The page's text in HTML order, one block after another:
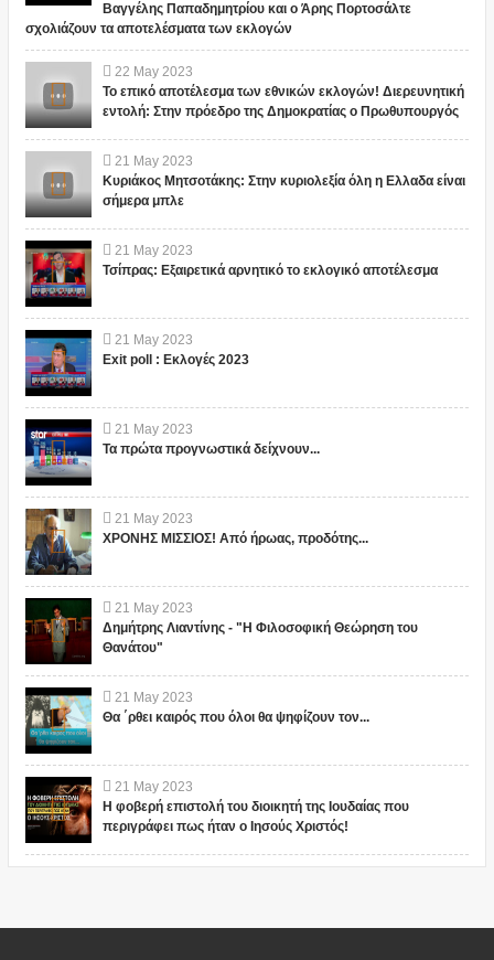
Βαγγέλης Παπαδημητρίου και ο Άρης Πορτοσάλτε
σχολιάζουν τα αποτελέσματα των εκλογών
22 May 2023
Το επικό αποτέλεσμα των εθνικών εκλογών! Διερευνητική
εντολή: Στην πρόεδρο της Δημοκρατίας ο Πρωθυπουργός
21 May 2023
Κυριάκος Μητσοτάκης: Στην κυριολεξία όλη η Ελλαδα είναι
σήμερα μπλε
21 May 2023
Τσίπρας: Εξαιρετικά αρνητικό το εκλογικό αποτέλεσμα
21 May 2023
Exit poll : Εκλογές 2023
21 May 2023
Τα πρώτα προγνωστικά δείχνουν...
21 May 2023
ΧΡΟΝΗΣ ΜΙΣΣΙΟΣ! Από ήρωας, προδότης...
21 May 2023
Δημήτρης Λιαντίνης - "Η Φιλοσοφική Θεώρηση του
Θανάτου"
21 May 2023
Θα ΄ρθει καιρός που όλοι θα ψηφίζουν τον...
21 May 2023
Η φοβερή επιστολή του διοικητή της Ιουδαίας που
περιγράφει πως ήταν ο Ιησούς Χριστός!